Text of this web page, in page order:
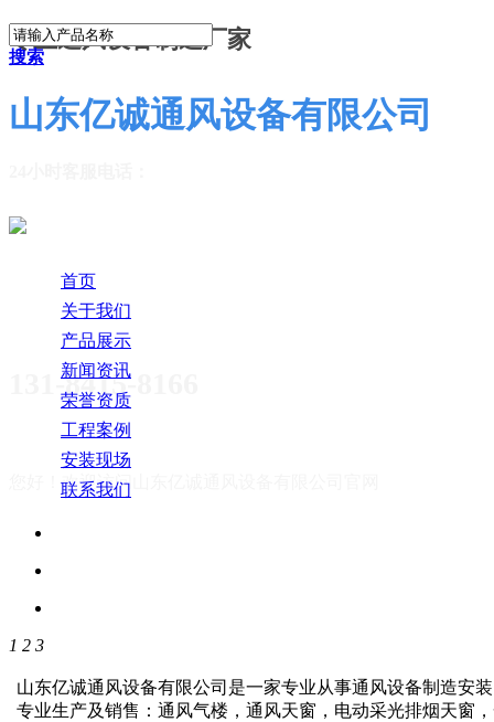
专业通风设备制造厂家
山东亿诚通风设备有限公司
131-8415-8166
您好！欢迎访问
搜索
首页
关于我们
产品展示
新闻资讯
荣誉资质
工程案例
安装现场
联系我们
1 2 3
山东亿诚通风设备有限公司是一家专业从事通风设备制造安
专业生产及销售：通风气楼，通风天窗，电动采光排烟天窗